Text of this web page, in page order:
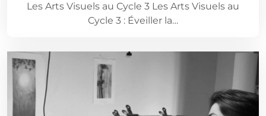
Les Arts Visuels au Cycle 3 Les Arts Visuels au
Cycle 3 : Éveiller la…